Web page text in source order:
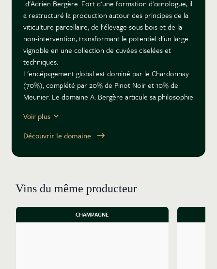
d'Adrien Bergère. Fort d'une formation d'œnologue, il
a restructuré la production autour des principes de la
viticulture parcellaire, de l'élevage sous bois et de la
non-intervention, transformant le potentiel d'un large
vignoble en une collection de cuvées ciselées et
techniques.
L'encépagement global est dominé par le Chardonnay
(70%), complété par 20% de Pinot Noir et 10% de
Meunier. Le domaine A. Bergère articule sa philosophie
Le cœur de la philosophie d'Adrien est de révéler ses
terroirs. Pour ce faire, la vinification parcellaire a été
domaine est vinifiée séparément en vue de
exige une logistique de cuverie immense. Le processus
parcelle par Adrien avant l'assemblage final.
Convaincu des bénéfices apportés par l’élevage sous
Voir plus
Découvrir le domaine
Vins du même producteur
CHAMPAGNE